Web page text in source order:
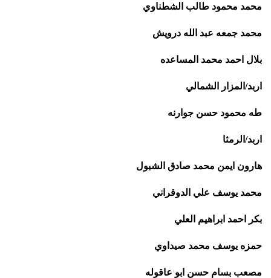
محمد محمود طالب الشطناوي
محمد جمعه عبد الله درويش
بلال احمد محمد المساعده
اربد/المزار الشمالي
طه محمود حسن جوارنه
اربد/الرمثا
هارون ايمن محمد صادق الشبول
محمد يوسف علي الدوقراني
بكر احمد ابراهيم العلي
حمزه يوسف محمد صيداوي
مصعب بسام حسن ابو عاقوله